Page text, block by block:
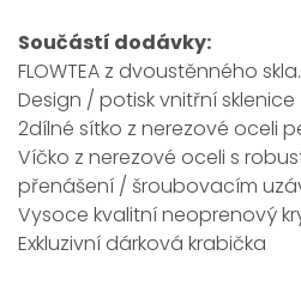
Součástí dodávky:
FLOWTEA z dvoustěnného skla.
Design / potisk vnitřní sklenice
2dílné sítko z nerezové oceli
Víčko z nerezové oceli s
přenášení / šroubovacím
Vysoce kvalitní neoprenový
Exkluzivní dárková krabička